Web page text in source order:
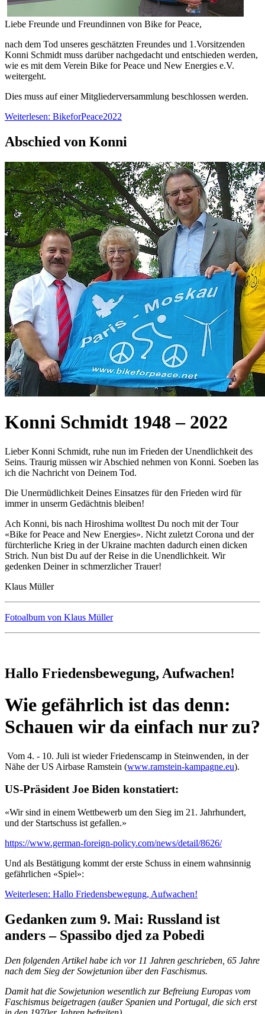
Liebe Freunde und Freundinnen von Bike for Peace,
nach dem Tod unseres geschätzten Freundes und 1.Vorsitzenden
Konni Schmidt muss darüber nachgedacht und entschieden werden,
wie es mit dem Verein Bike for Peace und New Energies e.V.
weitergeht.
Dies muss auf einer Mitgliederversammlung beschlossen werden.
Weiterlesen: BikeforPeace2022
Abschied von Konni
Konni Schmidt 1948 – 2022
Lieber Konni Schmidt, ruhe nun im Frieden der Unendlichkeit des
Seins. Traurig müssen wir Abschied nehmen von Konni. Soeben las
ich die Nachricht von Deinem Tod.
Die Unermüdlichkeit Deines Einsatzes für den Frieden wird für
immer in unserm Gedächtnis bleiben!
Ach Konni, bis nach Hiroshima wolltest Du noch mit der Tour
«Bike for Peace and New Energies». Nicht zuletzt Corona und der
fürchterliche Krieg in der Ukraine machten dadurch einen dicken
Strich. Nun bist Du auf der Reise in die Unendlichkeit. Wir
gedenken Deiner in schmerzlicher Trauer!
Klaus Müller
Fotoalbum von Klaus Müller
Hallo Friedensbewegung, Aufwachen!
Wie gefährlich ist das denn:
Schauen wir da einfach nur zu?
Vom 4. - 10. Juli ist wieder Friedenscamp in Steinwenden, in der
Nähe der US Airbase Ramstein (www.ramstein-kampagne.eu).
US-Präsident Joe Biden konstatiert:
«Wir sind in einem Wettbewerb um den Sieg im 21. Jahrhundert,
und der Startschuss ist gefallen.»
https://www.german-foreign-policy.com/news/detail/8626/
Und als Bestätigung kommt der erste Schuss in einem wahnsinnig
gefährlichen «Spiel»:
Weiterlesen: Hallo Friedensbewegung, Aufwachen!
Gedanken zum 9. Mai: Russland ist
anders – Spassibo djed za Pobedi
Den folgenden Artikel habe ich vor 11 Jahren geschrieben, 65 Jahre
nach dem Sieg der Sowjetunion über den Faschismus.
Damit hat die Sowjetunion wesentlich zur Befreiung Europas vom
Faschismus beigetragen (außer Spanien und Portugal, die sich erst